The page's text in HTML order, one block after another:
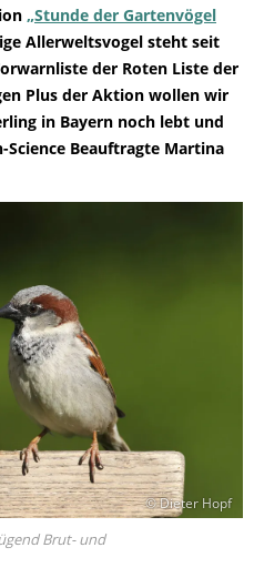
„Stunde der Gartenvögel
Allerweltsvogel steht seit
der Roten Liste der
Plus der Aktion wollen wir
in Bayern noch lebt und
Beauftragte Martina
© Dieter Hopf
Brut- und